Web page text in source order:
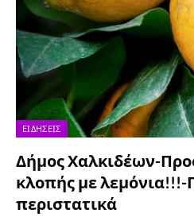
ΕΙΔΉΣΕΙΣ
Δήμος Χαλκιδέων-
κλοπής με
περιστατικά